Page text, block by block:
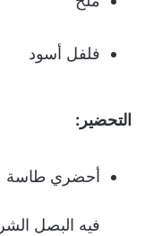
فلفل أسود
التحضير:
أحضري طاسة
فيه البصل